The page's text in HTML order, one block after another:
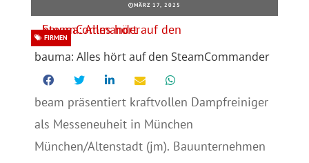
MÄRZ 17, 2025
bauma: Alles hört auf den SteamCommander
FIRMEN
beam präsentiert kraftvollen Dampfreiniger
als Messeneuheit in München
München/Altenstadt (jm). Bauunternehmen